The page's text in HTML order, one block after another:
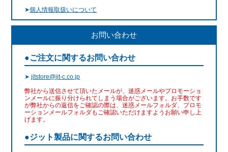
➤個人情報取扱いについて
お問い合わせ
●ご注文に関するお問い合わせ
➤jitstore@jit-c.co.jp
弊社から送信させて頂いたメールが、迷惑メールやプロモーショ
ンメールに振り分けられてしまう場合がございます。お手数です
が弊社からの返信をご確認の際は、迷惑メールフォルダ、プロモ
ーションメールフォルダもご確認いただけますようお願い申し上
げます。
●ジット製品に関するお問い合わせ